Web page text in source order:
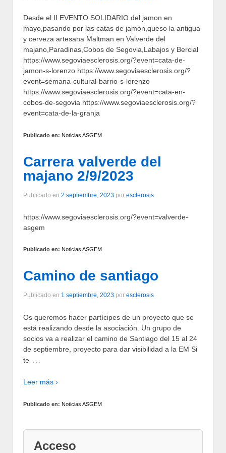
Desde el II EVENTO SOLIDARIO del jamon en
mayo,pasando por las catas de jamón,queso la antigua
y cerveza artesana Maltman en Valverde del
majano,Paradinas,Cobos de Segovia,Labajos y Bercial
https://www.segoviaesclerosis.org/?event=cata-de-
jamon-s-lorenzo https://www.segoviaesclerosis.org/?
event=semana-cultural-barrio-s-lorenzo
https://www.segoviaesclerosis.org/?event=cata-en-
cobos-de-segovia https://www.segoviaesclerosis.org/?
event=cata-de-la-granja
Publicado en: Noticias ASGEM
Carrera valverde del
majano 2/9/2023
Publicado en 2 septiembre, 2023 por esclerosis
https://www.segoviaesclerosis.org/?event=valverde-
asgem
Publicado en: Noticias ASGEM
Camino de santiago
Publicado en 1 septiembre, 2023 por esclerosis
Os queremos hacer partícipes de un proyecto que se
está realizando desde la asociación. Un grupo de
socios va a realizar el camino de Santiago del 15 al 24
de septiembre, proyecto para dar visibilidad a la EM Si
te …
Leer más ›
Publicado en: Noticias ASGEM
Acceso